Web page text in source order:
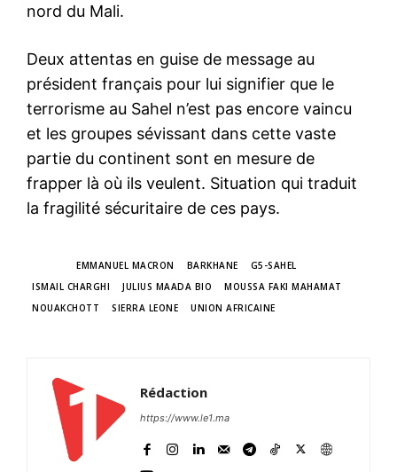
nord du Mali.
Deux attentas en guise de message au
président français pour lui signifier que le
terrorisme au Sahel n’est pas encore vaincu
et les groupes sévissant dans cette vaste
partie du continent sont en mesure de
frapper là où ils veulent. Situation qui traduit
la fragilité sécuritaire de ces pays.
EMMANUEL MACRON BARKHANE
G5-SAHEL
ISMAIL CHARGHI
JULIUS MAADA BIO
MOUSSA FAKI MAHAMAT
NOUAKCHOTT
SIERRA LEONE UNION AFRICAINE
Rédaction
https://www.le1.ma